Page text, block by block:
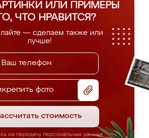
ИЛИ ПРИМЕРЫ
ЧТО НРАВИТСЯ?
— сделаем также или
лучше!
фото
стоимость
на передачу персональных данных